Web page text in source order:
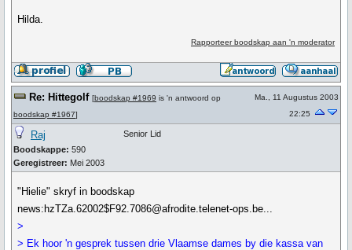
Hilda.
Rapporteer boodskap aan 'n moderator
Re: Hittegolf [boodskap #1969 is 'n antwoord op
boodskap #1967]
Ma., 11 Augustus 2003
22:25
Raj
Boodskappe: 590
Geregistreer: Mei 2003
Senior Lid
"Hielie" skryf in boodskap
news:hzTZa.62002$F92.7086@afrodite.telenet-ops.be...
>
> Ek hoor 'n gesprek tussen drie Vlaamse dames by die kassa van